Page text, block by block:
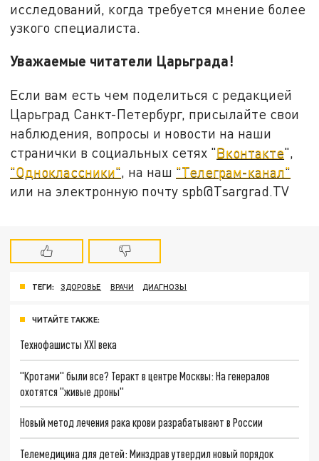
исследований, когда требуется мнение более
узкого специалиста.
Уважаемые читатели Царьграда!
Если вам есть чем поделиться с редакцией
Царьград Санкт-Петербург, присылайте свои
наблюдения, вопросы и новости на наши
странички в социальных сетях "Вконтакте",
"Одноклассники" , на наш "Телеграм-канал"
или на электронную почту spb@Tsargrad.TV
ТЕГИ: ЗДОРОВЬЕ ВРАЧИ ДИАГНОЗЫ
ЧИТАЙТЕ ТАКЖЕ:
Технофашисты XXI века
"Кротами" были все? Теракт в центре Москвы: На генералов
охотятся "живые дроны"
Новый метод лечения рака крови разрабатывают в России
Телемедицина для детей: Минздрав утвердил новый порядок